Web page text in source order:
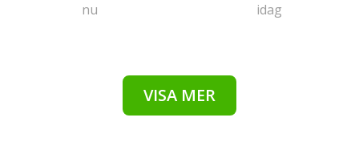
nu idag
VISA MER